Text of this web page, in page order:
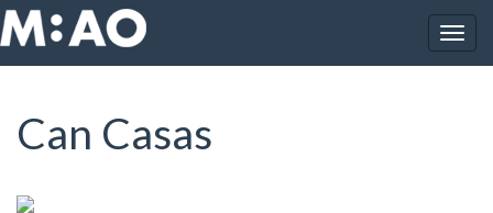
Vés al contingut
Inici Can Casas
Can Casas